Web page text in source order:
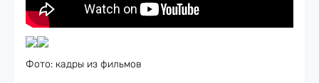
Фото: кадры из фильмов